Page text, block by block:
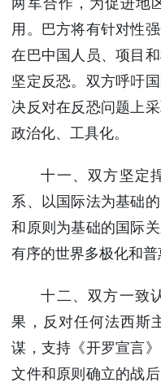
两军合作，为促进地
用。巴方将有针对性
在巴中国人员、项目
坚定反恐。双方呼吁
决反对在反恐问题上
政治化、工具化。
十一、双方坚定
系、以国际法为基础
和原则为基础的国际
有序的世界多极化和普
十二、双方一致
果，反对任何法西斯
谋，支持《开罗宣言
文件和原则确立的战